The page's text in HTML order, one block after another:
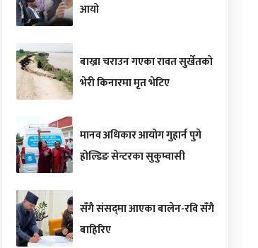
आयो
बाख्रा चराउन गएका रावत सुर्खेतको
भेरी किनारमा मृत भेटिए
मानव अधिकार आयोग गुहार्न पुगे
होल्डिङ सेन्टरका सुकुम्वासी
सँगै संसद्‌मा आएका बालेन-रवि सँगै
बाहिरिए